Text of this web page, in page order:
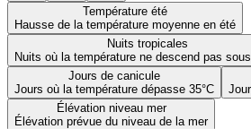
Température été
Hausse de la température moyenne en été
Nuits tropicales
Nuits où la température ne descend pas
Jours de canicule
Jours où la température dépasse 35°C
Élévation niveau mer
Élévation prévue du niveau de la mer